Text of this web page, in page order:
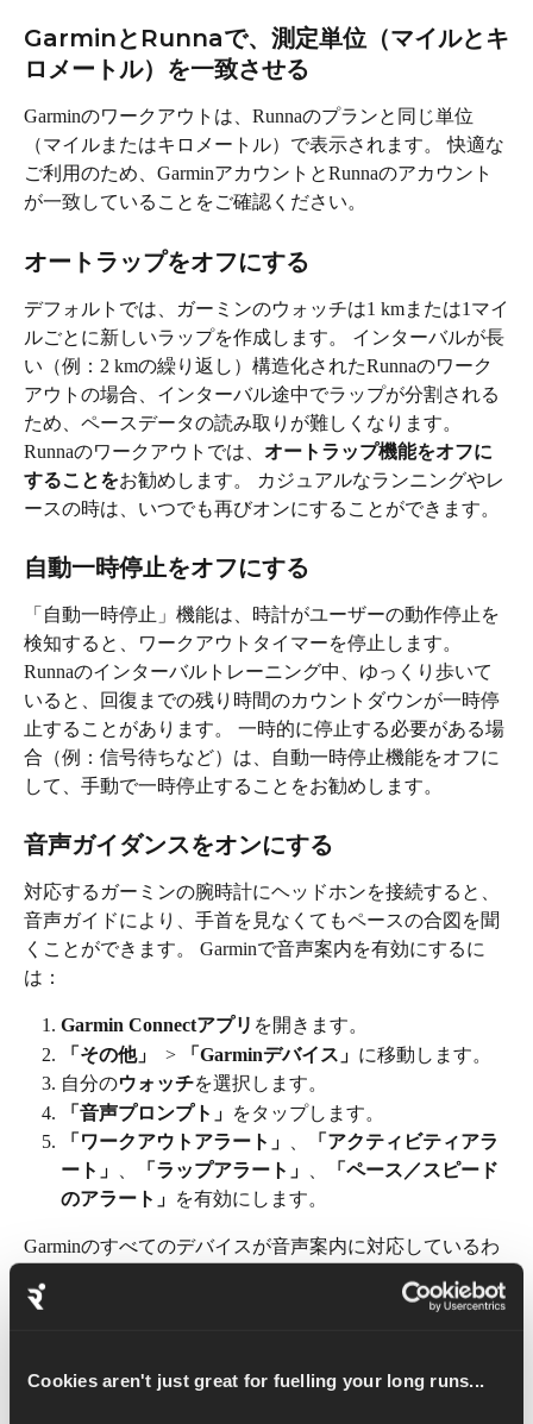
Cookies aren't just great for fuelling your long runs...
GarminとRunnaで、測定単位（マイルとキ
ロメートル）を一致させる
Garminのワークアウトは、Runnaのプランと同じ単位
（マイルまたはキロメートル）で表示されます。 快適な
ご利用のため、GarminアカウントとRunnaのアカウント
が一致していることをご確認ください。
オートラップをオフにする
デフォルトでは、ガーミンのウォッチは1 kmまたは1マイ
ルごとに新しいラップを作成します。 インターバルが長
い（例：2 kmの繰り返し）構造化されたRunnaのワーク
アウトの場合、インターバル途中でラップが分割される
ため、ペースデータの読み取りが難しくなります。
Runnaのワークアウトでは、 オートラップ機能をオフに
することをお勧めします。 カジュアルなランニングやレ
ースの時は、いつでも再びオンにすることができます。
自動一時停止をオフにする
「自動一時停止」機能は、時計がユーザーの動作停止を
検知すると、ワークアウトタイマーを停止します。
Runnaのインターバルトレーニング中、ゆっくり歩いて
いると、回復までの残り時間のカウントダウンが一時停
止することがあります。 一時的に停止する必要がある場
合（例：信号待ちなど）は、自動一時停止機能をオフに
して、手動で一時停止することをお勧めします。
音声ガイダンスをオンにする
対応するガーミンの腕時計にヘッドホンを接続すると、
音声ガイドにより、手首を見なくてもペースの合図を聞
くことができます。 Garminで音声案内を有効にするに
は：
Garmin Connectアプリ を開きます。
「その他」
> 「Garminデバイス」 に移動します。
自分のウォッチを選択します。
「音声プロンプト」 をタップします。
「ワークアウトアラート」
「アクティビティアラ
ート」
「ラップアラート」
「ペース／スピード
のアラート」 を有効にします。
Garminのすべてのデバイスが音声案内に対応しているわ
ても同様です。
Garminのサポートドキュメントで、お使